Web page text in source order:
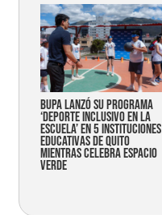
Bupa lanzó su programa
‘Deporte Inclusivo en la
Escuela’ en 5 instituciones
educativas de Quito
mientras celebra espacio
verde